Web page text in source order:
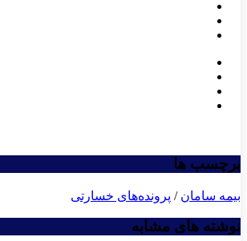
برچسب ها
بیمه سامان / پرونده‌های خسارتی
نوشته های مشابه